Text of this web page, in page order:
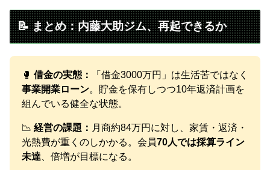
📝 まとめ：内藤大助ジム、再起できるか
🥊 借金の実態：
「借金3000万円」は生活苦ではなく
事業開業ローン。貯金を保有しつつ10年返済計画を
組んでいる健全な状態。
📉 経営の課題： 月商約84万円に対し、家賃・返済・
光熱費が重くのしかかる。会員70人では採算ライン
未達 、倍増が目標になる。